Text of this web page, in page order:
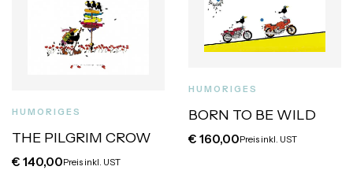
HUMORIGES
THE PILGRIM CROW
€ 140,00Preis inkl. UST
HUMORIGES
BORN TO BE WILD
€ 160,00Preis inkl. UST